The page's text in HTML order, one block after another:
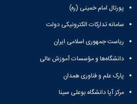
پورتال امام خمینی (ره)
سامانه تدارکات الکترونیکی دولت
ریاست جمهوری اسلامی ایران
دانشگاه‌ها و مؤسسات آموزش عالی
پارک علم و فناوری همدان
مرکز آپا دانشگاه بوعلی سینا